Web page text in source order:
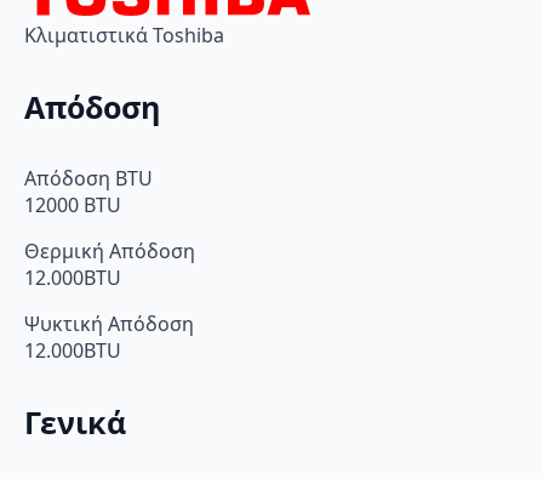
Κλιματιστικά Toshiba
Απόδοση
Απόδοση BTU
12000 BTU
Θερμική Απόδοση
12.000BTU
Ψυκτική Απόδοση
12.000BTU
Γενικά